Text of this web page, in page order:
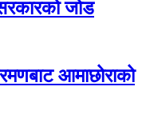
सरकारको जोड
आमाछोराको